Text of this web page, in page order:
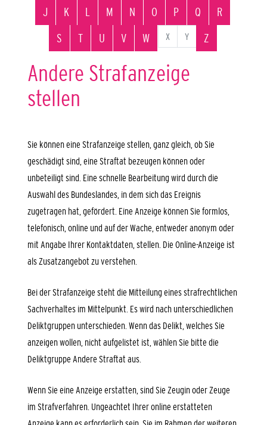
J
K L M N O P Q
R
S
T U V W X Y Z
Andere Strafanzeige
stellen
Sie können eine Strafanzeige stellen, ganz gleich, ob Sie
geschädigt sind, eine Straftat bezeugen können oder
unbeteiligt sind. Eine schnelle Bearbeitung wird durch die
Auswahl des Bundeslandes, in dem sich das Ereignis
zugetragen hat, gefördert. Eine Anzeige können Sie formlos,
telefonisch, online und auf der Wache, entweder anonym oder
mit Angabe Ihrer Kontaktdaten, stellen. Die Online-Anzeige ist
als Zusatzangebot zu verstehen.
Bei der Strafanzeige steht die Mitteilung eines strafrechtlichen
Sachverhaltes im Mittelpunkt. Es wird nach unterschiedlichen
Deliktgruppen unterschieden. Wenn das Delikt, welches Sie
anzeigen wollen, nicht aufgelistet ist, wählen Sie bitte die
Deliktgruppe Andere Straftat aus.
Wenn Sie eine Anzeige erstatten, sind Sie Zeugin oder Zeuge
im Strafverfahren. Ungeachtet Ihrer online erstatteten